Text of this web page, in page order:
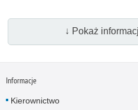
↓ Pokaż
Informacje
Kierownictwo